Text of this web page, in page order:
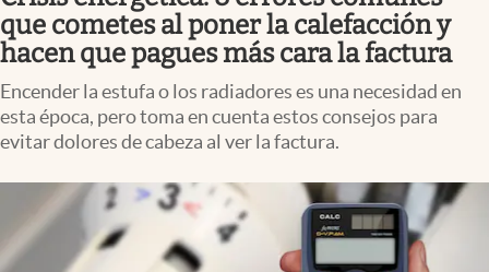
que cometes al poner la calefacción y
hacen que pagues más cara la factura
Encender la estufa o los radiadores es una necesidad en
esta época, pero toma en cuenta estos consejos para
evitar dolores de cabeza al ver la factura.